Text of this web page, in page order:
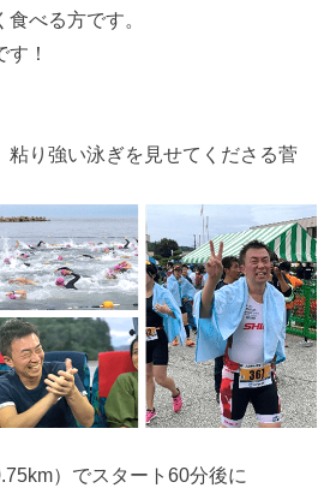
べる方です。
！
粘り強い泳ぎを見せてくださる菅
）でスタート60分後に